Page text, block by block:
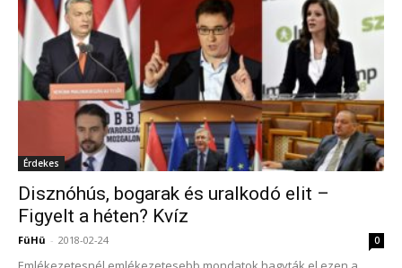
Érdekes
Disznóhús, bogarak és uralkodó elit –
Figyelt a héten? Kvíz
FüHü - 2018-02-24 0